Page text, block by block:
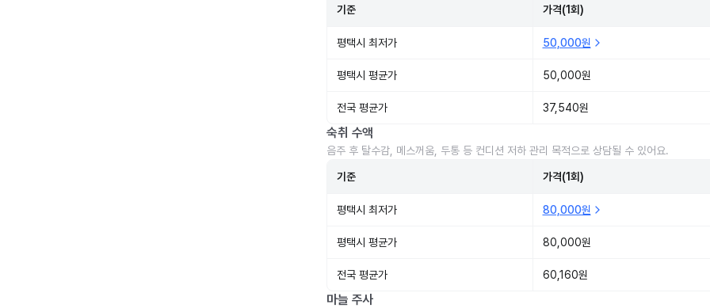
기준 가격(1회)
평택시 최저가 50,000원
평택시 평균가 50,000원
전국 평균가 37,540원
숙취 수액
음주 후 탈수감, 메스꺼움, 두통 등 컨디션 저하 관리 목적으로 상담될 수 있어요.
기준 가격(1회)
평택시 최저가 80,000원
평택시 평균가 80,000원
전국 평균가 60,160원
마늘 주사